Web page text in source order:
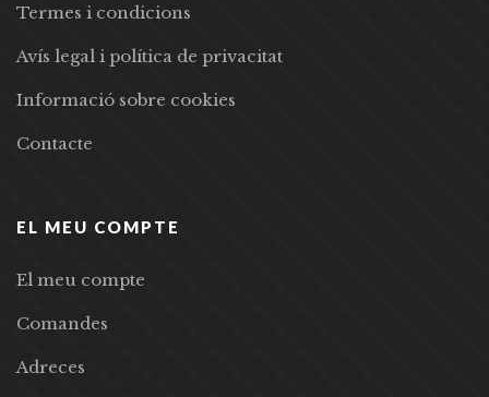
Termes i condicions
Avís legal i política de privacitat
Informació sobre cookies
Contacte
EL MEU COMPTE
El meu compte
Comandes
Adreces